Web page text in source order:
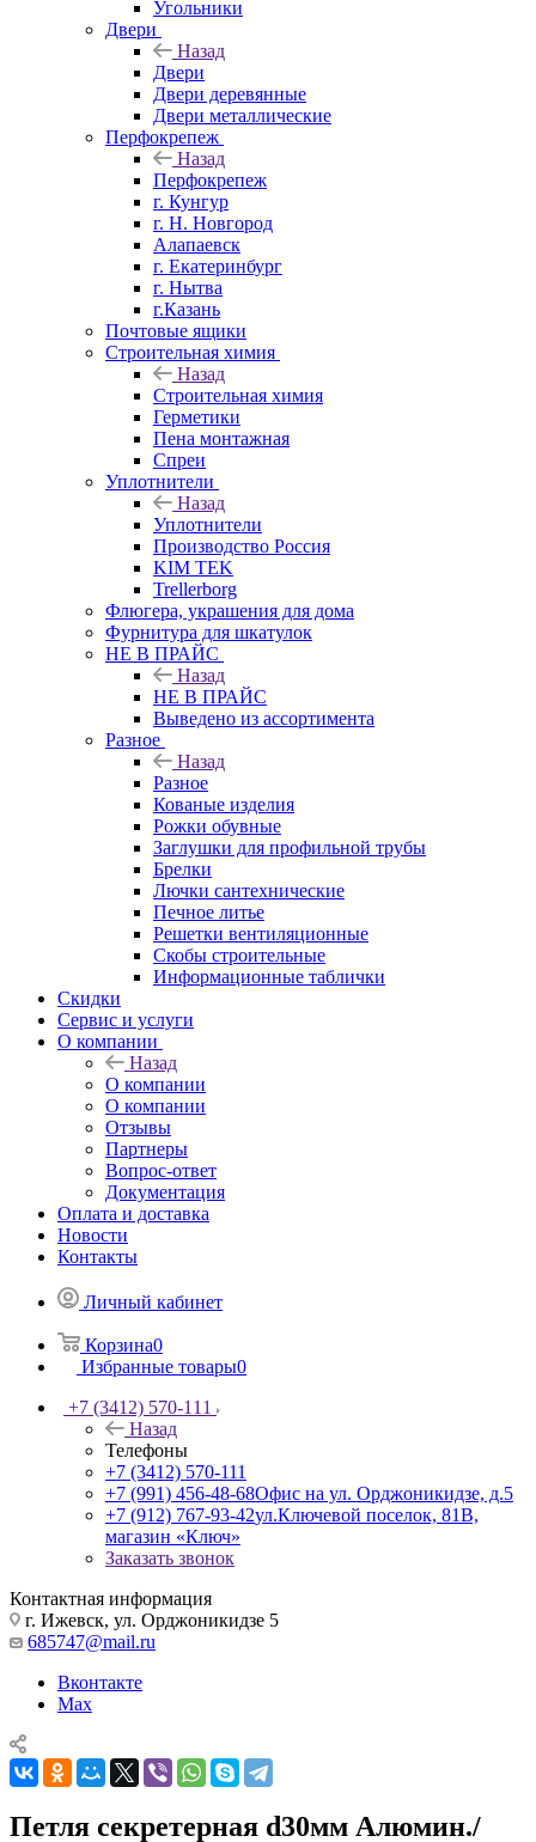
Угольники
Двери
Назад
Двери
Двери деревянные
Двери металлические
Перфокрепеж
Назад
Перфокрепеж
г. Кунгур
г. Н. Новгород
Алапаевск
г. Екатеринбург
г. Нытва
г.Казань
Почтовые ящики
Строительная химия
Назад
Строительная химия
Герметики
Пена монтажная
Спреи
Уплотнители
Назад
Уплотнители
Производство Россия
KIM TEK
Trellerborg
Флюгера, украшения для дома
Фурнитура для шкатулок
НЕ В ПРАЙС
Назад
НЕ В ПРАЙС
Выведено из ассортимента
Разное
Назад
Разное
Кованые изделия
Рожки обувные
Заглушки для профильной трубы
Брелки
Лючки сантехнические
Печное литье
Решетки вентиляционные
Скобы строительные
Информационные таблички
Скидки
Сервис и услуги
О компании
Назад
О компании
О компании
Отзывы
Партнеры
Вопрос-ответ
Документация
Оплата и доставка
Новости
Контакты
Личный кабинет
Корзина0
Избранные товары0
+7 (3412) 570-111
Назад
Телефоны
+7 (3412) 570-111
+7 (991) 456-48-68Офис на ул. Орджоникидзе, д.5
+7 (912) 767-93-42ул.Ключевой поселок, 81В,
магазин «Ключ»
Заказать звонок
Контактная информация
г. Ижевск, ул. Орджоникидзе 5
685747@mail.ru
Вконтакте
Max
Петля секретерная d30мм Алюмин./